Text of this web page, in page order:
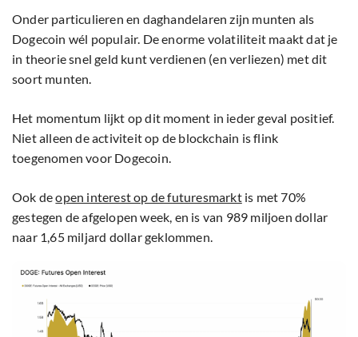
Onder particulieren en daghandelaren zijn munten als
Dogecoin wél populair. De enorme volatiliteit maakt dat je
in theorie snel geld kunt verdienen (en verliezen) met dit
soort munten.
Het momentum lijkt op dit moment in ieder geval positief.
Niet alleen de activiteit op de blockchain is flink
toegenomen voor Dogecoin.
Ook deopen interest op de futuresmarktis met 70%
gestegen de afgelopen week, en is van 989 miljoen dollar
naar 1,65 miljard dollar geklommen.